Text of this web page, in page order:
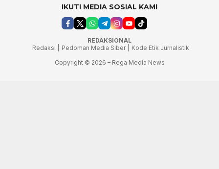
IKUTI MEDIA SOSIAL KAMI
REDAKSIONAL
Redaksi |
Pedoman Media Siber |
Kode Etik Jurnalistik
Copyright © 2026 – Rega Media News